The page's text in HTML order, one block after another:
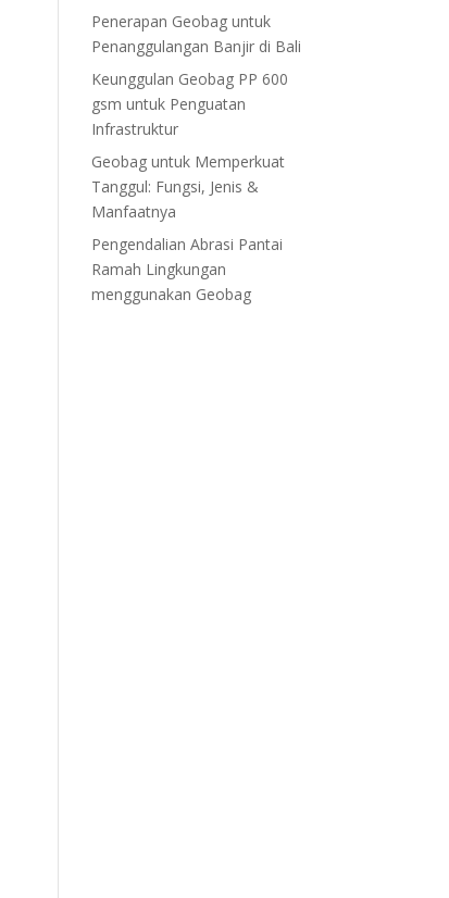
Penerapan Geobag untuk
Penanggulangan Banjir di Bali
Keunggulan Geobag PP 600
gsm untuk Penguatan
Infrastruktur
Geobag untuk Memperkuat
Tanggul: Fungsi, Jenis &
Manfaatnya
Pengendalian Abrasi Pantai
Ramah Lingkungan
menggunakan Geobag